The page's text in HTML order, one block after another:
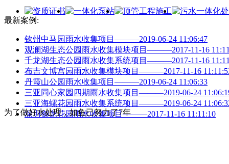
最新案例:
钦州中马园雨水收集项目———2019-06-24 11:06:47
观澜湖生态公园雨水收集模块项目———2017-11-16
千龙湖生态公园雨水收集系统项目———2017-11-16
布吉文博宫园雨水收集模块项目———2017-11-16
丹霞山公园雨水收集项目———2019-06-24 11:06:33
三亚同心家园四期雨水收集项目———2019-06-24
三亚海螺花园雨水收集系统项目———2019-06-24
深圳御龙花园雨水收集项目———2017-11-16 11:11:10
为了做好水处理，如鱼已努力了7年